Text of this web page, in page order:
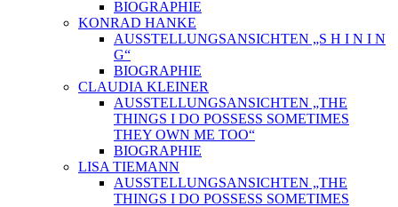
BIOGRAPHIE
KONRAD HANKE
AUSSTELLUNGSANSICHTEN „S H I N I N
G“
BIOGRAPHIE
CLAUDIA KLEINER
AUSSTELLUNGSANSICHTEN „THE
THINGS I DO POSSESS SOMETIMES
THEY OWN ME TOO“
BIOGRAPHIE
LISA TIEMANN
AUSSTELLUNGSANSICHTEN „THE
THINGS I DO POSSESS SOMETIMES